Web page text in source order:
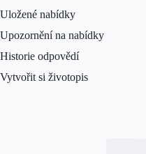
Uložené nabídky
Upozornění na nabídky
Historie odpovědí
Vytvořit si životopis